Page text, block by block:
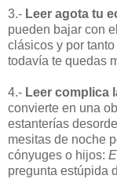
3.- Leer agota tu
pueden bajar con
clásicos y por
todavía te quedas
4.- Leer complica
convierte en una
estanterías
mesitas de noche
cónyuges o hijos:
pregunta estúpida